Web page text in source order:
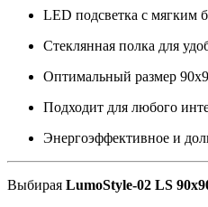
LED подсветка с мягким
Стеклянная полка для
Оптимальный размер
Подходит для любого
Энергоэффективное и
Выбирая LumoStyle-02 LS